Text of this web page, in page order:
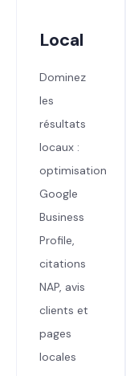
Local
Dominez
les
résultats
locaux :
optimisation
Google
Business
Profile,
citations
NAP, avis
clients et
pages
locales